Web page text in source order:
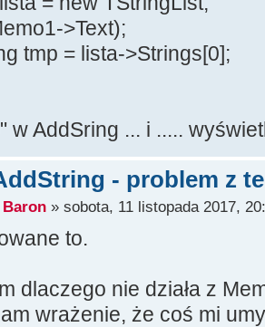
>Text);
tmp = lista->Strings[0];
w AddSring ... i .....
- problem z
» sobota, 11 listopada 2017,
to.
dlaczego nie działa z
wrażenie, że coś mi